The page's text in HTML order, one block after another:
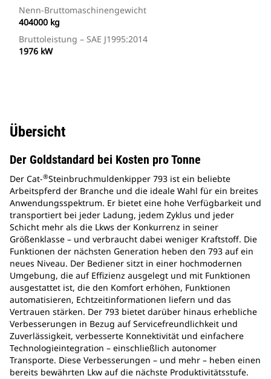
Nenn-Bruttomaschinengewicht
404000 kg
Bruttoleistung – SAE J1995:2014
1976 kW
Übersicht
Der Goldstandard bei Kosten pro Tonne
Der Cat-®Steinbruchmuldenkipper 793 ist ein beliebte
Arbeitspferd der Branche und die ideale Wahl für ein breites
Anwendungsspektrum. Er bietet eine hohe Verfügbarkeit und
transportiert bei jeder Ladung, jedem Zyklus und jeder
Schicht mehr als die Lkws der Konkurrenz in seiner
Größenklasse – und verbraucht dabei weniger Kraftstoff. Die
Funktionen der nächsten Generation heben den 793 auf ein
neues Niveau. Der Bediener sitzt in einer hochmodernen
Umgebung, die auf Effizienz ausgelegt und mit Funktionen
ausgestattet ist, die den Komfort erhöhen, Funktionen
automatisieren, Echtzeitinformationen liefern und das
Vertrauen stärken. Der 793 bietet darüber hinaus erhebliche
Verbesserungen in Bezug auf Servicefreundlichkeit und
Zuverlässigkeit, verbesserte Konnektivität und einfachere
Technologieintegration – einschließlich autonomer
Transporte. Diese Verbesserungen – und mehr – heben einen
bereits bewährten Lkw auf die nächste Produktivitätsstufe.